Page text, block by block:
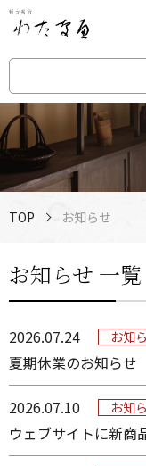
TOP お知らせ
お知らせ 一覧
2026.07.24 お知
夏期休業のお知らせ
2026.07.10 お知
ウェブサイトに新商